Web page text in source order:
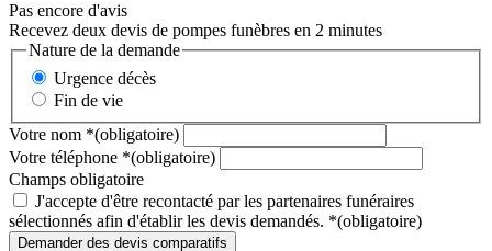
Pas encore d'avis
Recevez deux devis de pompes funèbres en 2 minutes
Nature de la demande
Urgence décès
Fin de vie
Votre nom *(obligatoire)
Votre téléphone *(obligatoire)
Champs obligatoire
J'accepte d'être recontacté par les partenaires funéraires
sélectionnés afin d'établir les devis demandés. *(obligatoire)